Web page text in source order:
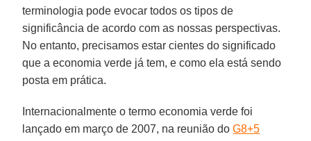
terminologia pode evocar todos os tipos de
significância de acordo com as nossas perspectivas.
No entanto, precisamos estar cientes do significado
que a economia verde já tem, e como ela está sendo
posta em prática.
Internacionalmente o termo economia verde foi
lançado em março de 2007, na reunião doG8+5